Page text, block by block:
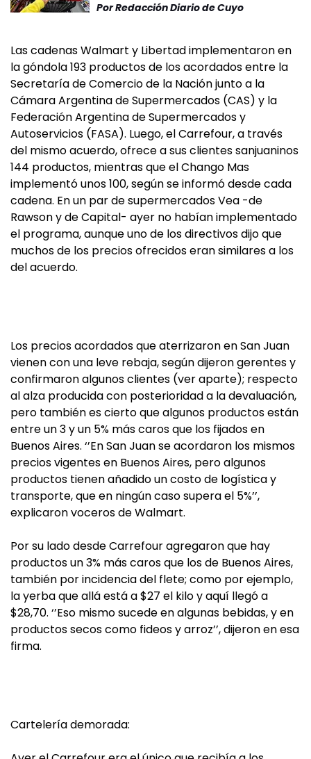
PorRedacción Diario de Cuyo
Las cadenas Walmart y Libertad implementaron en
la góndola 193 productos de los acordados entre la
Secretaría de Comercio de la Nación junto a la
Cámara Argentina de Supermercados (CAS) y la
Federación Argentina de Supermercados y
Autoservicios (FASA). Luego, el Carrefour, a través
del mismo acuerdo, ofrece a sus clientes sanjuaninos
144 productos, mientras que el Chango Mas
implementó unos 100, según se informó desde cada
cadena. En un par de supermercados Vea -de
Rawson y de Capital- ayer no habían implementado
el programa, aunque uno de los directivos dijo que
muchos de los precios ofrecidos eran similares a los
del acuerdo.
Los precios acordados que aterrizaron en San Juan
vienen con una leve rebaja, según dijeron gerentes y
confirmaron algunos clientes (ver aparte); respecto
al alza producida con posterioridad a la devaluación,
pero también es cierto que algunos productos están
entre un 3 y un 5% más caros que los fijados en
Buenos Aires. ‘’En San Juan se acordaron los mismos
precios vigentes en Buenos Aires, pero algunos
productos tienen añadido un costo de logística y
transporte, que en ningún caso supera el 5%’’,
explicaron voceros de Walmart.
Por su lado desde Carrefour agregaron que hay
productos un 3% más caros que los de Buenos Aires,
también por incidencia del flete; como por ejemplo,
la yerba que allá está a $27 el kilo y aquí llegó a
$28,70. ‘’Eso mismo sucede en algunas bebidas, y en
productos secos como fideos y arroz’’, dijeron en esa
firma.
Cartelería demorada: